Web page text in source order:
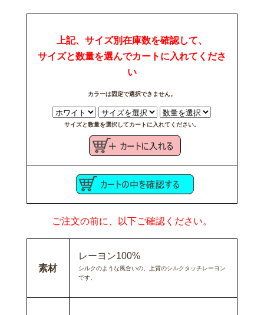
上記、サイズ別在庫数を確認して、
サイズと数量を選んでカートに入れてくださ
い
カラーは固定で選択できません。
サイズと数量を選択してカートに入れてください。
ご注文の前に、以下ご確認ください。
素材
レーヨン100%
シルクのような風合いの、上質のシルクタッチレーヨン
です。